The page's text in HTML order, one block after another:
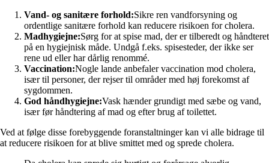
Vand- og sanitære forhold:Sikre ren vandforsyning og
ordentlige sanitære forhold kan reducere risikoen for cholera.
Madhygiejne:Sørg for at spise mad, der er tilberedt og håndteret
på en hygiejnisk måde. Undgå f.eks. spisesteder, der ikke ser
rene ud eller har dårlig renommé.
Vaccination:Nogle lande anbefaler vaccination mod cholera,
især til personer, der rejser til områder med høj forekomst af
sygdommen.
God håndhygiejne:Vask hænder grundigt med sæbe og vand,
især før håndtering af mad og efter brug af toilettet.
Ved at følge disse forebyggende foranstaltninger kan vi alle bidrage til
at reducere risikoen for at blive smittet med og sprede cholera.